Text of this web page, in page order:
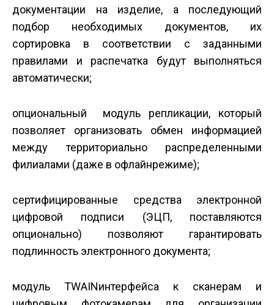
документации на изделие, а последующий
подбор необходимых документов, их
сортировка в соответствии с заданными
правилами и распечатка будут выполняться
автоматически;
опциональный модуль репликации, который
позволяет организовать обмен информацией
между территориально распределенными
филиалами (даже в офлайн­режиме);
сертифицированные средства электронной
цифровой подписи (ЭЦП, поставляются
опционально) позволяют гарантировать
подлинность электронного документа;
модуль TWAIN­интерфейса к сканерам и